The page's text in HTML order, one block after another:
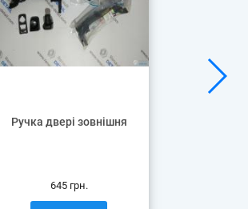
Pучка двері зовнішня
645 грн.